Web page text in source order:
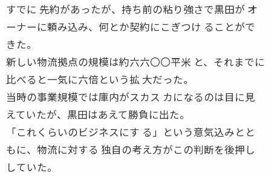
すでに 先約があったが、持ち前の粘り強さで黒田が オ
ーナーに頼み込み、何とか契約にこぎつけ ることがで
きた。
新しい物流拠点の規模は約六六〇〇平米 と、それまでに
比べると一気に六倍という拡 大だった。
当時の事業規模では庫内がスカス カになるのは目に見
えていたが、黒田はあえて勝負に出た。
「これくらいのビジネスにす る」という意気込みとと
もに、物流に対する 独自の考え方がこの判断を後押し
していた。